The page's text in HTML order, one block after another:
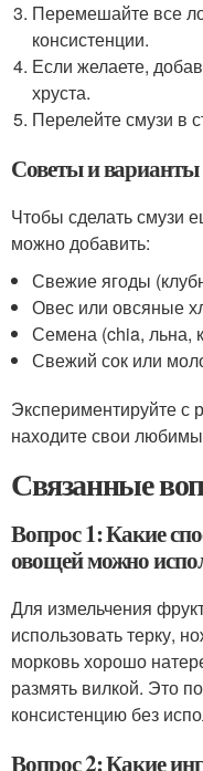
Перемешайте все
консистенции.
Если желаете,
хруста.
Перелейте смузи в
Советы и варианты
Чтобы сделать смузи
можно добавить:
Свежие ягоды
Овес или овсяные
Семена (chia, льна,
Свежий сок или
Экспериментируйте с
находите свои
Связанные
Вопрос 1: Какие
овощей можно
Для измельчения
использовать терку,
морковь хорошо
размять вилкой. Это
консистенцию без
Вопрос 2: Какие